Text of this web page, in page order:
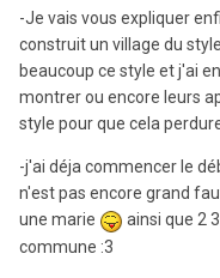
-Je vais vous expliquer
construit un village du
beaucoup ce style et j'ai
montrer ou encore leurs
style pour que cela
-j'ai déja commencer le
n'est pas encore grand
une marie
ainsi que 2
commune :3